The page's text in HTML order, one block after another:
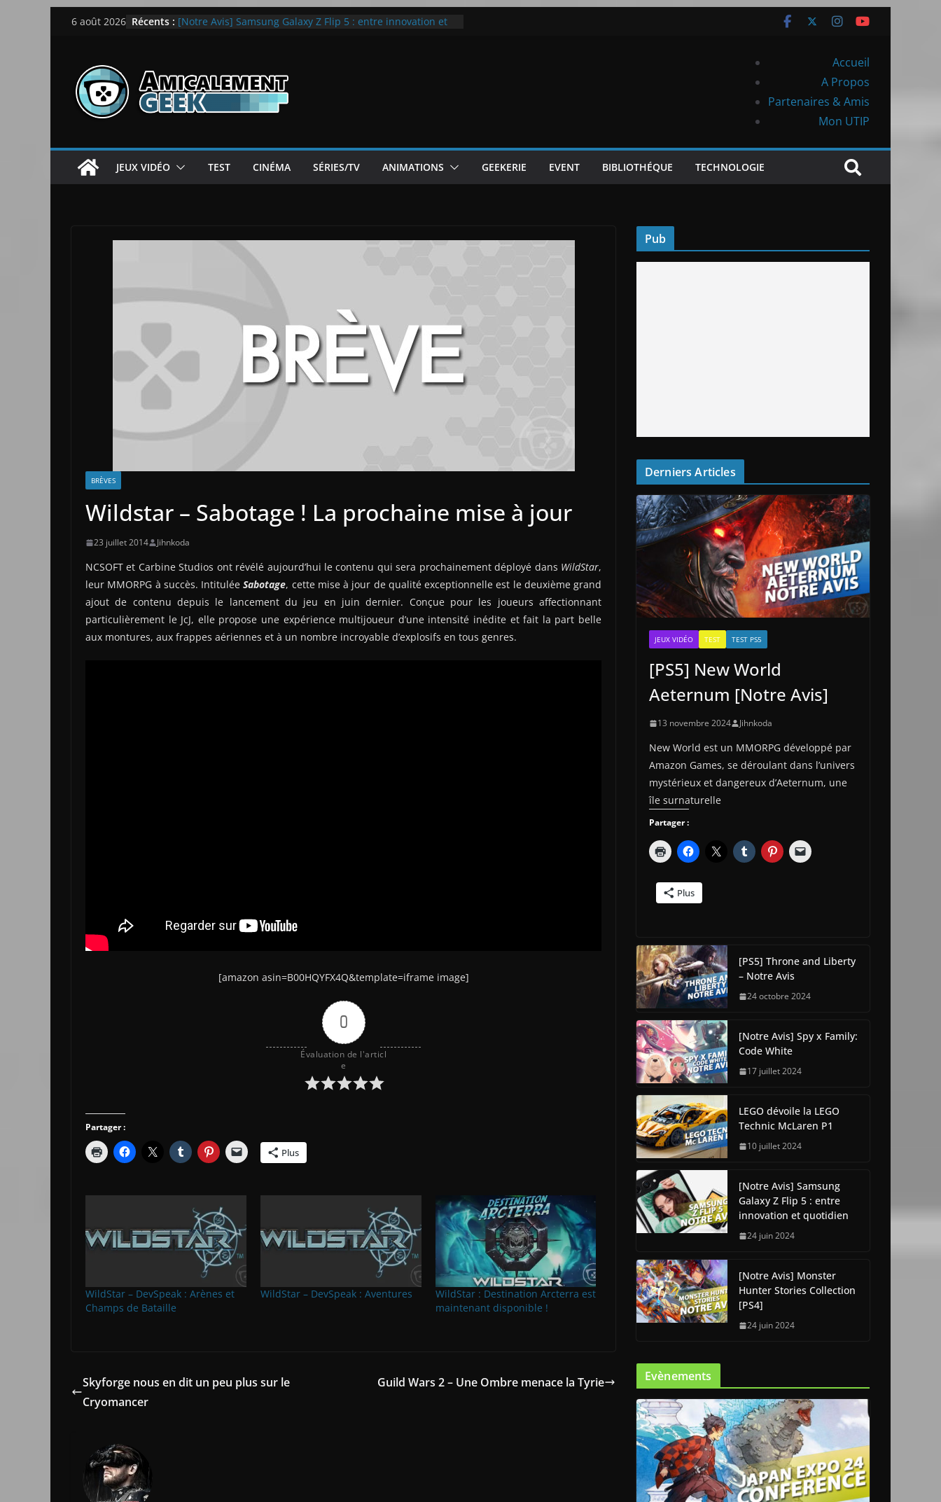
Passer6 août 2026 Récents : [Notre Avis] Samsung Galaxy Z Flip 5 : entre innovation et
[Notre Avis] Spy x Family: Code White
LEGO dévoile la LEGO Technic McLaren P1
Accueil
A Propos
Partenaires & Amis
Mon UTIP
JEUX VIDÉO TEST CINÉMA SÉRIES/TV ANIMATIONS GEEKERIE EVENT BIBLIOTHÉQUE TECHNOLOGIE
BRÈVES
Wildstar – Sabotage ! La prochaine mise à jour
23 juillet 2014 Jihnkoda
NCSOFT et Carbine Studios ont révélé aujourd’hui le contenu qui sera prochainement déployé dans WildStar,
leur MMORPG à succès. IntituléeSabotage, cette mise à jour de qualité exceptionnelle est le deuxième grand
ajout de contenu depuis le lancement du jeu en juin dernier. Conçue pour les joueurs affectionnant
particulièrement le JcJ, elle propose une expérience multijoueur d’une intensité inédite et fait la part belle
aux montures, aux frappes aériennes et à un nombre incroyable d’explosifs en tous genres.
[amazon asin=B00HQYFX4Q&template=iframe image]
0
Évaluation de l'articl
e
Partager :
Plus
WildStar – DevSpeak : Arènes et
Champs de Bataille
WildStar – DevSpeak : Aventures
WildStar : Destination Arcterra est
maintenant disponible !
Skyforge nous en dit un peu plus sur le
Cryomancer
Guild Wars 2 – Une Ombre menace la Tyrie
Pub
Derniers Articles
JEUX VIDÉO TEST TEST PS5
[PS5] New World
Aeternum [Notre Avis]
13 novembre 2024 Jihnkoda
New World est un MMORPG développé par
Amazon Games, se déroulant dans l’univers
mystérieux et dangereux d’Aeternum, une
île surnaturelle
Partager :
Plus
[PS5] Throne and Liberty
– Notre Avis
24 octobre 2024
[Notre Avis] Spy x Family:
Code White
17 juillet 2024
LEGO dévoile la LEGO
Technic McLaren P1
10 juillet 2024
[Notre Avis] Samsung
Galaxy Z Flip 5 : entre
innovation et quotidien
24 juin 2024
[Notre Avis] Monster
Hunter Stories Collection
[PS4]
24 juin 2024
Evènements